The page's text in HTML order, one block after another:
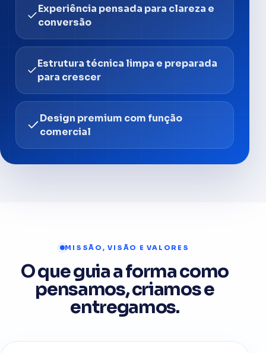
Experiência pensada para clareza e
conversão
Estrutura técnica limpa e preparada
para crescer
Design premium com função
comercial
MISSÃO, VISÃO E VALORES
O que guia a forma como
pensamos, criamos e
entregamos.